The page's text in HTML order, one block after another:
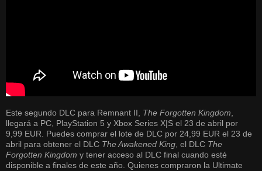
Este segundo DLC para Remnant II, The Forgotten Kingdom
llegará a PC, PlayStation 5 y Xbox Series X|S el 23 de abril por
9,99 EUR. Puedes comprar el lote de DLC por 24,99 EUR el 23 de
abril para obtener el DLC The Awakened King , el DLC The
Forgotten Kingdom y tener acceso al DLC final cuando esté
disponible a finales de este año. Quienes compraron la Ultimate